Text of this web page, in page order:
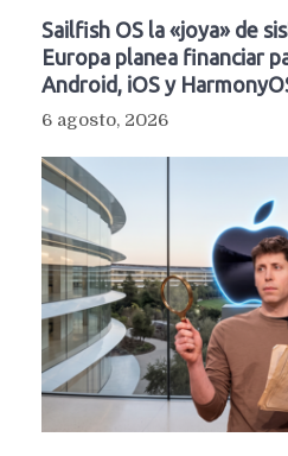
Sailfish OS la «joya» de
Europa planea financiar
Android, iOS y
6 agosto, 2026